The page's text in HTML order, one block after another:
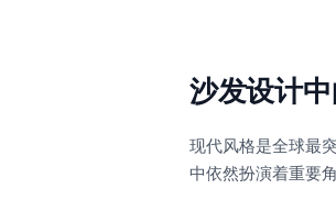
沙发设计
现代风格是全球最
中依然扮演着重要角